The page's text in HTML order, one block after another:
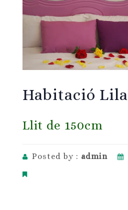
Habitació Lila
Llit de 150cm
Posted by : admin